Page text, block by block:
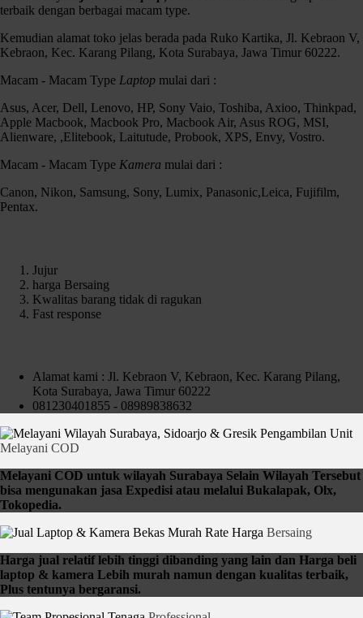
terbaik dengan berbagai macam type.
Kemudian alamat toko jelas berada pada Ruko Kartika, Jl. Kebraon V,
Kebraon, Kec. Karang Pilang, Kota Surabaya, Jawa Timur 60222.
Macam - Macam Type Laptop mulai dari :
Asus, Acer, Dell, Lenovo, HP, Sony Vaio, Toshiba, Axioo, Thinkpad,
Apple Macbook, Macbook Pro, Macbook Air, Asus ROG, MSI,
Alienware, ,Elitebook, Laitutude, Probook, XPS, Envy, Vostro.
Macam - Macam Type Kamera mulai dari :
Canon, Nikon, Samsung, Sony, Lumix, Panasonic,Leica, Fujifilm,
Pentax.
Jujur
harga Bersaing
Kwalitas barang tidak di ragukan
Fast response
Alamat kami : Jl. Kebraon V, Kebraon, Kec. Karang Pilang,
Kota Surabaya, Jawa Timur 60222
081230401855 - 08989838632
Pengambilan Unit
Melayani COD
Melayani COD untuk wilayah Surabaya Selain Wilayah Tersebut
bisa mengunakan jasa Expedisi atau melalui Bukalapak, Olx,
Tokopedia.
Rate Harga Bersaing
Harga jual relatif lebih tinggi dibanding yang lain dan Harga beli
laptop & kamera Lebih murah namun dengan kualitas terbaik,
Plus tentunya bergaransi.